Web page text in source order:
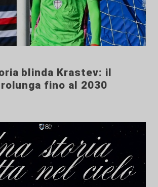
blinda Krastev: il
fino al 2030